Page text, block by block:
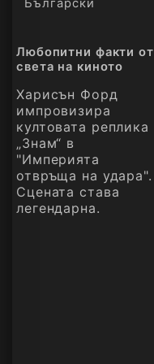
Български
Любопитни факти от
света на киното
Харисън Форд
импровизира
култовата реплика
„Знам“ в
"Империята
отвръща на удара".
Сцената става
легендарна.